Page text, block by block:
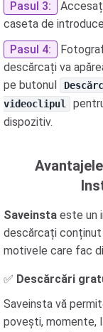
Pasul 3:
caseta de
Pasul 4:
descărcați va
pe butonul
videoclipul
dispozitiv.
Saveinsta este un
descărcați conținut
motivele care fac
✅ Descărcări
Saveinsta vă
povești, momente,